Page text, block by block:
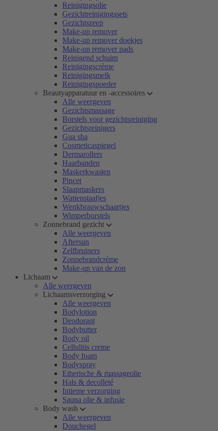
Reinigingsolie
Gezichtreinigingssets
Gezichtszeep
Make-up remover
Make-up remover doekjes
Make-up remover pads
Reinigend schuim
Reinigingscrème
Reinigingsmelk
Reinigingspoeder
Beautyapparatuur en -accessoires
Alle weergeven
Gezichtsmassage
Borstels voor gezichtsreiniging
Gezichtsreinigers
Gua sha
Cosmeticaspiegel
Dermarollers
Haarbanden
Maskerkwasten
Pincet
Slaapmaskers
Wattenstaafjes
Wenkbrauwschaartjes
Wimperborstels
Zonnebrand gezicht
Alle weergeven
Aftersun
Zelfbruiners
Zonnebrandcrème
Make-up van de zon
Lichaam
Alle weergeven
Lichaamsverzorging
Alle weergeven
Bodylotion
Deodorant
Bodybutter
Body oil
Cellulitis creme
Body foam
Bodyspray
Etherische & massageolie
Hals & decolleté
Intieme verzorging
Sauna olie & infusie
Body wash
Alle weergeven
Douchegel